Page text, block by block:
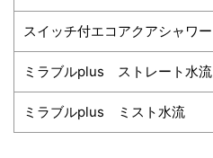
スイッチ付エコアクアシャワー
ミラブルplus ストレート水流
ミラブルplus ミスト水流